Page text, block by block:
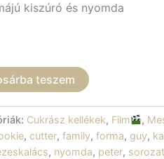
kiszúró és nyomda
teszem
Cukrász kellékek, Film ,
, cutter, family, forma, guy,
, nyomda, peter, sorozat